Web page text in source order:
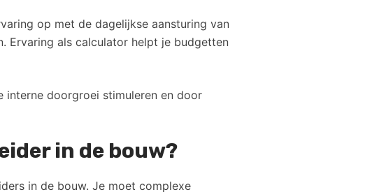
op met de dagelijkse aansturing van
Ervaring als calculator helpt je budgetten
interne doorgroei stimuleren en door
in de bouw?
in de bouw. Je moet complexe